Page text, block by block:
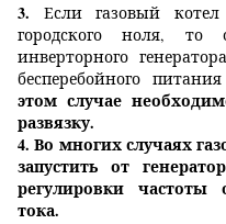
3. Если газовый котел
городского ноля,
инверторного
бесперебойного
этом случае
развязку.
4. Во многих случаях
запустить от
регулировки частоты
тока.